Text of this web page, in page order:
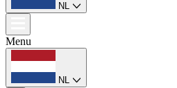
NL
Menu
NL